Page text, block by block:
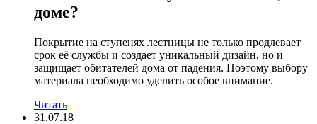
доме?
Покрытие на ступенях лестницы не только продлевает
срок её службы и создает уникальный дизайн, но и
защищает обитателей дома от падения. Поэтому выбору
материала необходимо уделить особое внимание.
Читать
31.07.18